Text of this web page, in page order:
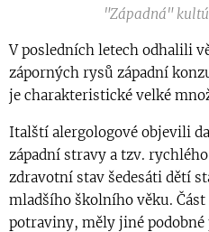
"Západná"
V posledních letech odhalili
záporných rysů západní
je charakteristické velké
Italští alergologové objevili
západní stravy a tzv.
zdravotní stav šedesáti dětí
mladšího školního věku.
potraviny, měly jiné